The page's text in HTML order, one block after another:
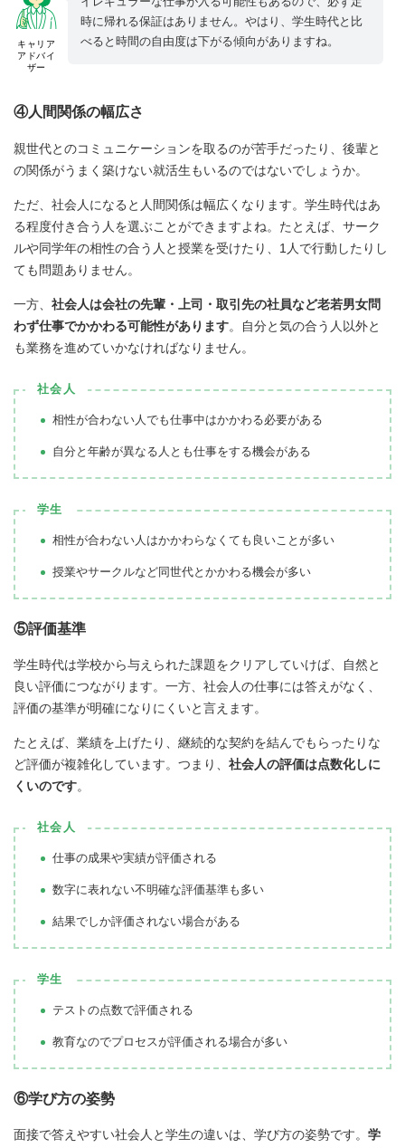
キャリア
アドバイ
ザー
時に帰れる保証はありません。やはり、学生時代と比
べると時間の自由度は下がる傾向がありますね。
④人間関係の幅広さ
親世代とのコミュニケーションを取るのが苦手だったり、後輩と
の関係がうまく築けない就活生もいるのではないでしょうか。
ただ、社会人になると人間関係は幅広くなります。学生時代はあ
る程度付き合う人を選ぶことができますよね。たとえば、サーク
ルや同学年の相性の合う人と授業を受けたり、1人で行動したりし
ても問題ありません。
一方、 社会人は会社の先輩・上司・取引先の社員など老若男女問
わず仕事でかかわる可能性があります。自分と気の合う人以外と
も業務を進めていかなければなりません。
社会人
相性が合わない人でも仕事中はかかわる必要がある
自分と年齢が異なる人とも仕事をする機会がある
学生
相性が合わない人はかかわらなくても良いことが多い
授業やサークルなど同世代とかかわる機会が多い
⑤評価基準
学生時代は学校から与えられた課題をクリアしていけば、自然と
良い評価につながります。一方、社会人の仕事には答えがなく、
評価の基準が明確になりにくいと言えます。
たとえば、業績を上げたり、継続的な契約を結んでもらったりな
ど評価が複雑化しています。つまり、 社会人の評価は点数化しに
くいのです。
社会人
仕事の成果や実績が評価される
数字に表れない不明確な評価基準も多い
結果でしか評価されない場合がある
学生
テストの点数で評価される
教育なのでプロセスが評価される場合が多い
⑥学び方の姿勢
面接で答えやすい社会人と学生の違いは、学び方の姿勢です。 学